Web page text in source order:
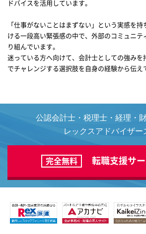
ドバイスを活用しています。
「仕事がないことはまずない」という実感を
ける一段高い緊張感の中で、外部のコミュニテ
り組んでいます。
迷っている方へ向けて、会計士としての強みを
でチャレンジする選択肢を自身の経験から伝え
公認会計士・税理士・経理・
レックスアドバイザー
完全無料 転職支援サ